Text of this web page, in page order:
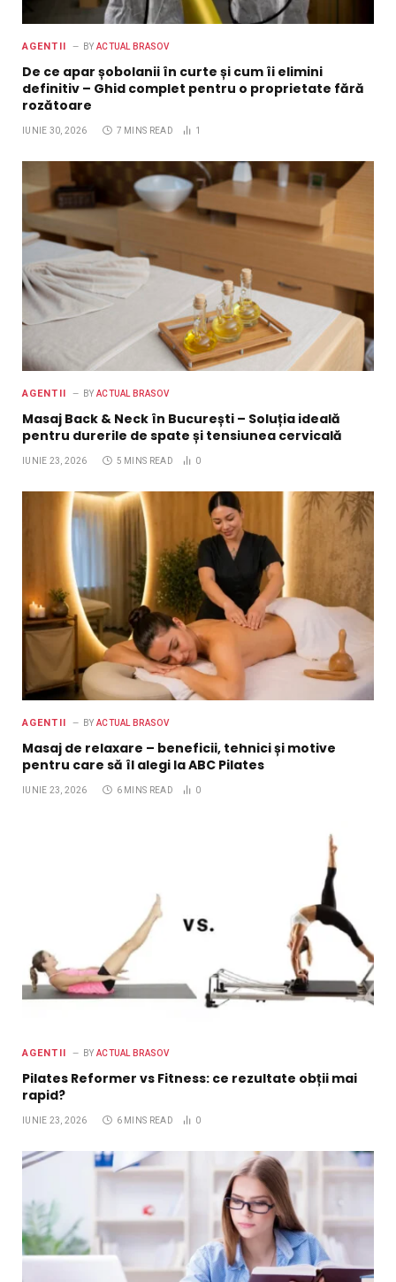
AGENTII BY ACTUAL BRASOV
De ce apar șobolanii în curte și cum îi elimini
definitiv – Ghid complet pentru o proprietate fără
rozătoare
IUNIE 30, 2026 7 MINS READ 1
AGENTII BY ACTUAL BRASOV
Masaj Back & Neck în București – Soluția ideală
pentru durerile de spate și tensiunea cervicală
IUNIE 23, 2026 5 MINS READ 0
AGENTII BY ACTUAL BRASOV
Masaj de relaxare – beneficii, tehnici și motive
pentru care să îl alegi la ABC Pilates
IUNIE 23, 2026 6 MINS READ 0
AGENTII BY ACTUAL BRASOV
Pilates Reformer vs Fitness: ce rezultate obții mai
rapid?
IUNIE 23, 2026 6 MINS READ 0